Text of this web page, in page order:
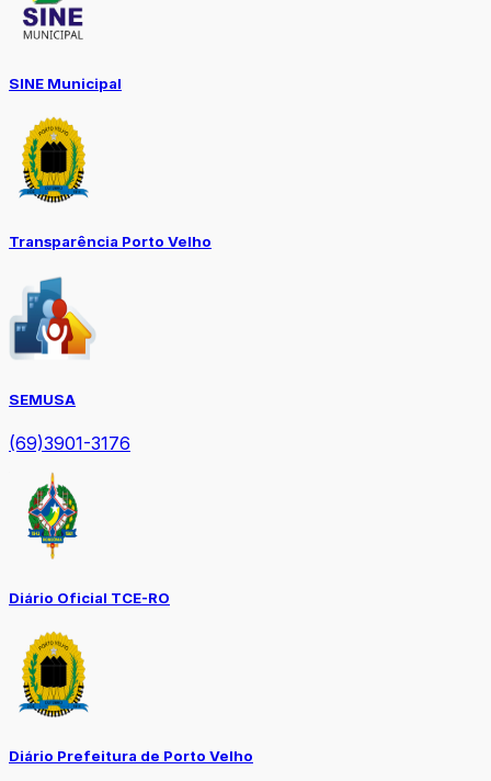
SINE Municipal
Transparência Porto Velho
SEMUSA
(69)3901-3176
Diário Oficial TCE-RO
Diário Prefeitura de Porto Velho